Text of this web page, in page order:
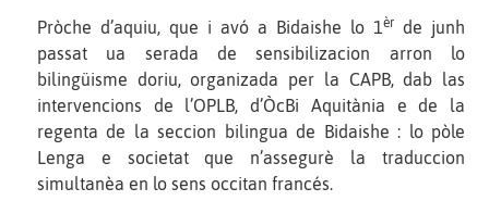
Pròche d’aquiu, que i avó a Bidaishe lo 1 èr de junh
passat ua serada de sensibilizacion arron lo
bilingüisme doriu, organizada per la CAPB, dab las
intervencions de l’OPLB, d’ÒcBi Aquitània e de la
regenta de la seccion bilingua de Bidaishe : lo pòle
Lenga e societat que n’assegurè la traduccion
simultanèa en lo sens occitan francés.